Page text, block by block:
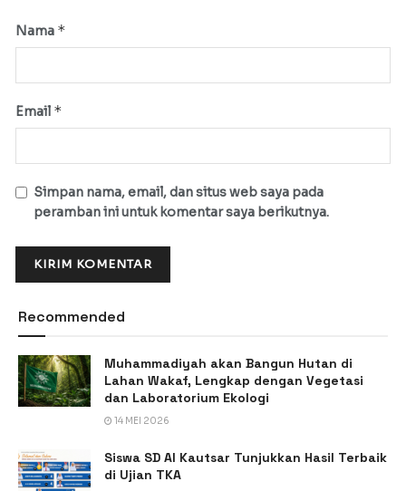
Nama *
Email *
Simpan nama, email, dan situs web saya pada
peramban ini untuk komentar saya berikutnya.
Recommended
Muhammadiyah akan Bangun Hutan di
Lahan Wakaf, Lengkap dengan Vegetasi
dan Laboratorium Ekologi
14 MEI 2026
Siswa SD Al Kautsar Tunjukkan Hasil Terbaik
di Ujian TKA